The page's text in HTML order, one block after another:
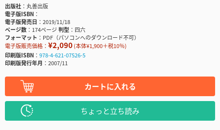
出版社
丸善出版
電子版ISBN
電子版発売日
2019/11/18
ページ数
174ページ判型
四六
フォーマット
PDF（パソコンへのダウンロード不可）
電子版販売価格： ¥2,090(本体¥1,900＋税10％)
印刷版ISBN
978-4-621-07526-5
印刷版発行年月
2007/11
カートに入れる
ちょっと立ち読み